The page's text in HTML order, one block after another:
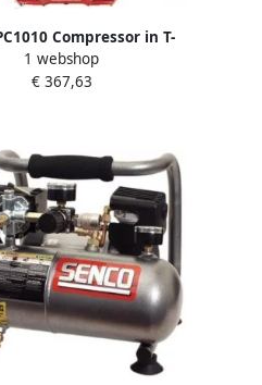
Compressor in T-
| 3 8 liter 3PR2014N
1 webshop
€ 367,63